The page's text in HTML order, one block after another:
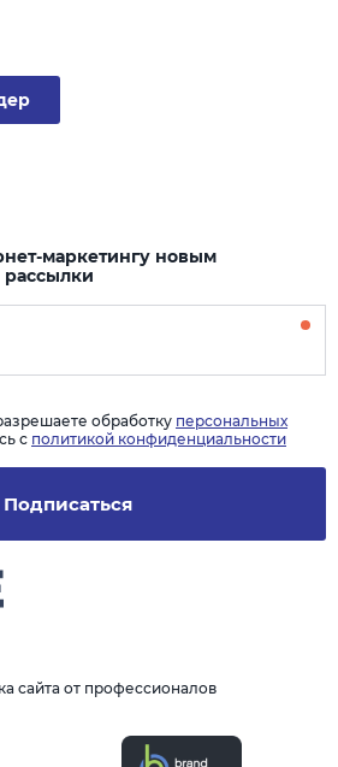
сайта от профессионалов
маркетингу новым
Подписаться
обработку персональных
с политикой конфиденциальности